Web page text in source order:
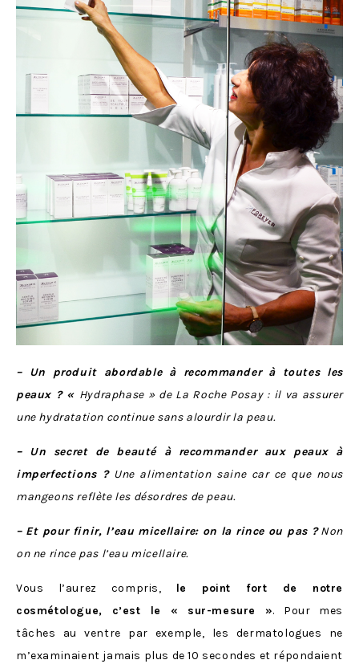
– Un produit abordable à recommander à toutes les
peaux ? « Hydraphase » de La Roche Posay : il va assurer
une hydratation continue sans alourdir la peau.
– Un secret de beauté à recommander aux peaux à
imperfections ?Une alimentation saine car ce que nous
mangeons reflète les désordres de peau.
– Et pour finir, l’eau micellaire: on la rince ou pas ?Non
on ne rince pas l’eau micellaire.
Vous l’aurez compris, le point fort de notre
cosmétologue, c’est le « sur-mesure ». Pour mes
tâches au ventre par exemple, les dermatologues ne
m’examinaient jamais plus de 10 secondes et répondaient